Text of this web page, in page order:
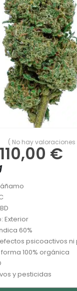
( No hay valoraciones
110,00 €
Exterior
60%
psicoactivos
100% orgánica
y pesticidas